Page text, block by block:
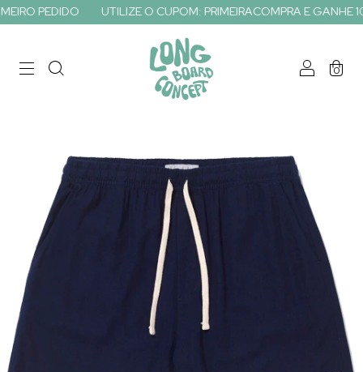
UTILIZE O CUPOM: PRIMEIRACOMPRA E GANHE 10% OFF
0